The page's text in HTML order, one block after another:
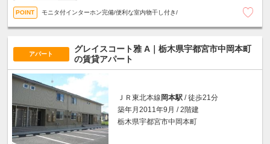
モニタ付インターホン完備/便利な室内物干し付き/
アパート
グレイスコート雅 A｜栃木県宇都宮市中岡本町
の賃貸アパート
ＪＲ東北本線 岡本駅 / 徒歩21分
築年月2011年9月 / 2階建
栃木県宇都宮市中岡本町